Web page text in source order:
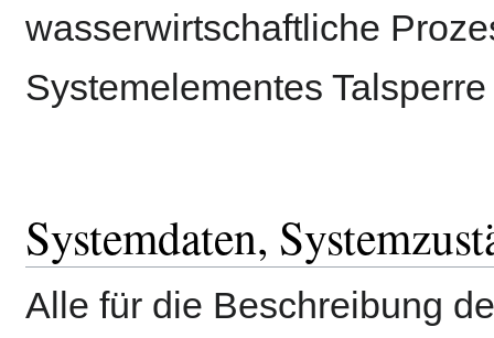
wasserwirtschaftliche
Systemelementes
Systemdaten,
Alle für die Beschreibung